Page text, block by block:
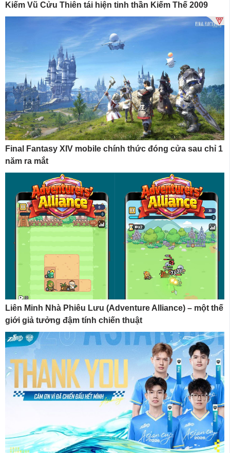
Kiếm Vũ Cửu Thiên tái hiện tinh thần Kiếm Thế 2009
Final Fantasy XIV mobile chính thức đóng cửa sau chỉ 1
năm ra mắt
Liên Minh Nhà Phiêu Lưu (Adventure Alliance) – một thế
giới giả tưởng đậm tính chiến thuật